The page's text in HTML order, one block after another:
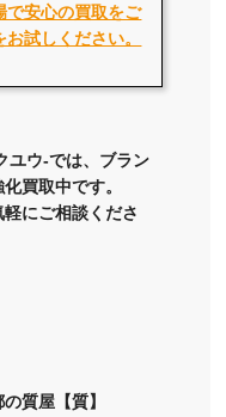
で安心の買取をご
試しください。
ユウ-では、ブラン
買取中です。
にご相談くださ
質屋【質】